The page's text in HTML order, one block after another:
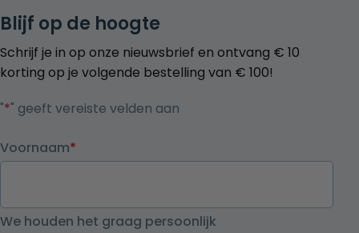
Blijf op de hoogte
Schrijf je in op onze nieuwsbrief en ontvang € 10
korting op je volgende bestelling van € 100!
"*" geeft vereiste velden aan
Voornaam*
We houden het graag persoonlijk